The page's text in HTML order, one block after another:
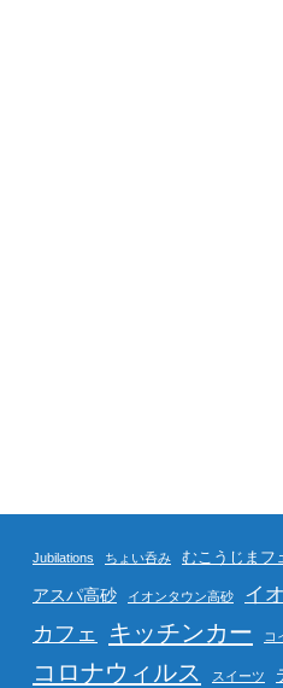
Jubilations ちょい呑み むこうじまフ
アスパ高砂 イオンタウン高砂 イ
カフェ キッチンカー コ
コロナウィルス スイーツ